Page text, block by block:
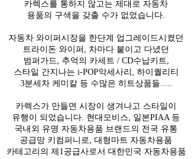
카렉스를 통하지 않고는 제대로 자동차
용품의 구색을 갖출 수가 없었습니다.
자동차 와이퍼시장을 한단계 업그레이드시켰던
트라이돈 와이퍼, 차마다 붙이고 다녔던
범퍼가드, 추억의 카세트 / CD수납키트,
스타일 간지나는 i-POP악세사리, 하이퀄리티
3분세차 케미칼 등 수많은 히트상품들.....
카렉스가 만들면 시장이 생겨나고 스타일이
유행이 되었습니다. 현대모비스, 일본PIAA 등
국내외 유명 자동차용품 브랜드의 전국 유통
공급망 키컴퍼니로, 대형마트 자동차용품
카테고리의 제1공급사로서 대한민국 자동차용품